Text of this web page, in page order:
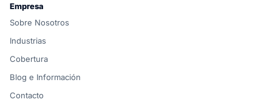
Empresa
Sobre Nosotros
Industrias
Cobertura
Blog e Información
Contacto